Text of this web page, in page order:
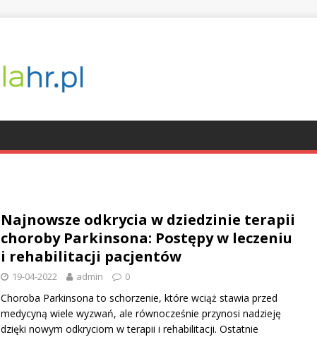
Najnowsze odkrycia w dziedzinie terapii
choroby Parkinsona: Postępy w leczeniu
i rehabilitacji pacjentów
19-04-2022 admin 0
Choroba Parkinsona to schorzenie, które wciąż stawia przed
medycyną wiele wyzwań, ale równocześnie przynosi nadzieję
dzięki nowym odkryciom w terapii i rehabilitacji. Ostatnie